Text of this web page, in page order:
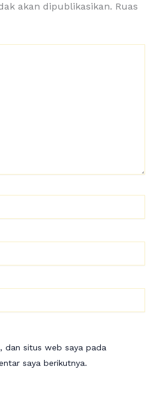
akan dipublikasikan. Ruas
dan situs web saya pada
saya berikutnya.